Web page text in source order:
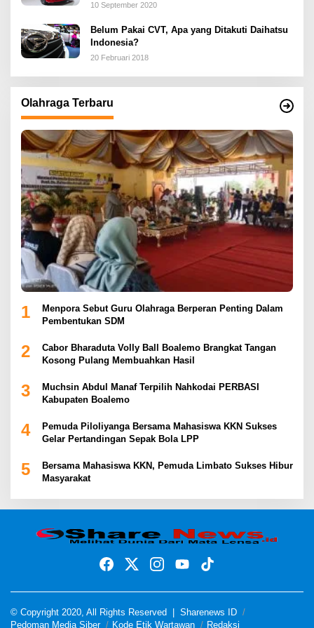
10 September 2020
Belum Pakai CVT, Apa yang Ditakuti Daihatsu
Indonesia?
20 Februari 2018
Olahraga Terbaru
1
Menpora Sebut Guru Olahraga Berperan Penting Dalam
Pembentukan SDM
2
Cabor Bharaduta Volly Ball Boalemo Brangkat Tangan
Kosong Pulang Membuahkan Hasil
3
Muchsin Abdul Manaf Terpilih Nahkodai PERBASI
Kabupaten Boalemo
4
Pemuda Piloliyanga Bersama Mahasiswa KKN Sukses
Gelar Pertandingan Sepak Bola LPP
5
Bersama Mahasiswa KKN, Pemuda Limbato Sukses Hibur
Masyarakat
© Copyright 2020, All Rights Reserved | Sharenews ID
Pedoman Media Siber
Kode Etik Wartawan Redaksi